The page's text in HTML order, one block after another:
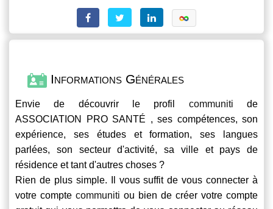
Informations Générales
Envie de découvrir le profil communiti de
ASSOCIATION PRO SANTÉ , ses compétences, son
expérience, ses études et formation, ses langues
parlées, son secteur d'activité, sa ville et pays de
résidence et tant d'autres choses ?
Rien de plus simple. Il vous suffit de vous connecter à
votre compte communiti ou bien de créer votre compte